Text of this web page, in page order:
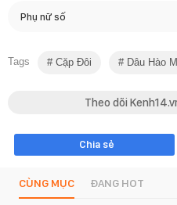
Phụ nữ số
Tags Cặp Đôi Dâu Hào
Theo dõi
Chia sẻ
CÙNG MỤC ĐANG HOT